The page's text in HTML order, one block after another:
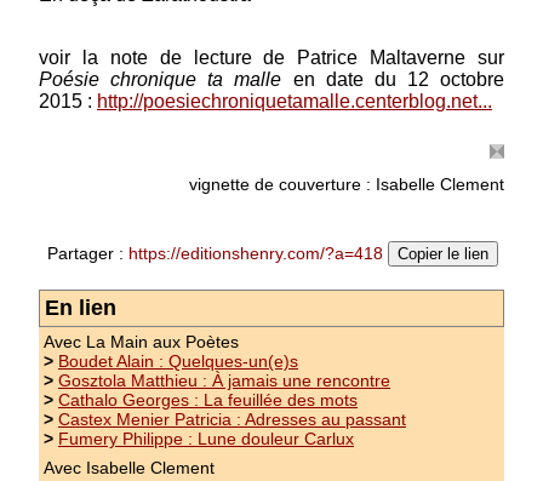
voir la note de lecture de Patrice Maltaverne sur
Poésie chronique ta malle en date du 12 octobre
2015 : http://poesiechroniquetamalle.centerblog.net...
vignette de couverture : Isabelle Clement
Partager : https://editionshenry.com/?a=418 Copier le lien
En lien
Avec La Main aux Poètes
> Boudet Alain : Quelques-un(e)s
> Gosztola Matthieu : À jamais une rencontre
> Cathalo Georges : La feuillée des mots
> Castex Menier Patricia : Adresses au passant
> Fumery Philippe : Lune douleur Carlux
Avec Isabelle Clement